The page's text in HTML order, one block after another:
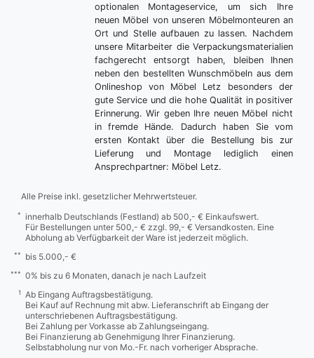
optionalen Montageservice, um sich Ihre
neuen Möbel von unseren Möbelmonteuren an
Ort und Stelle aufbauen zu lassen. Nachdem
unsere Mitarbeiter die Verpackungsmaterialien
fachgerecht entsorgt haben, bleiben Ihnen
neben den bestellten Wunschmöbeln aus dem
Onlineshop von Möbel Letz besonders der
gute Service und die hohe Qualität in positiver
Erinnerung. Wir geben Ihre neuen Möbel nicht
in fremde Hände. Dadurch haben Sie vom
ersten Kontakt über die Bestellung bis zur
Lieferung und Montage lediglich einen
Ansprechpartner: Möbel Letz.
Alle Preise inkl. gesetzlicher Mehrwertsteuer.
*
innerhalb Deutschlands (Festland) ab 500,- € Einkaufswert.
Für Bestellungen unter 500,- € zzgl. 99,- € Versandkosten. Eine
Abholung ab Verfügbarkeit der Ware ist jederzeit möglich.
** bis 5.000,- €
*** 0% bis zu 6 Monaten, danach je nach Laufzeit
1
Ab Eingang Auftragsbestätigung.
Bei Kauf auf Rechnung mit abw. Lieferanschrift ab Eingang der
unterschriebenen Auftragsbestätigung.
Bei Zahlung per Vorkasse ab Zahlungseingang.
Bei Finanzierung ab Genehmigung Ihrer Finanzierung.
Selbstabholung nur von Mo.-Fr. nach vorheriger Absprache.